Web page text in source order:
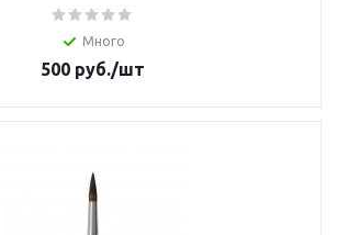
Много
500 руб./шт